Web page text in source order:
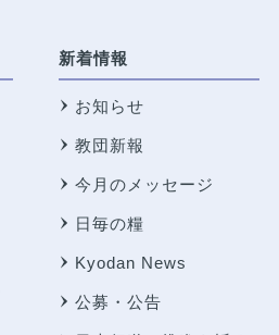
新着情報
お知らせ
教団新報
今月のメッセージ
日毎の糧
Kyodan News
公募・公告